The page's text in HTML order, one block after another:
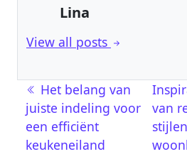
Lina
View all posts
Berichtnavigatie
Het belang van
juiste indeling voor
een efficiënt
keukeneiland
van